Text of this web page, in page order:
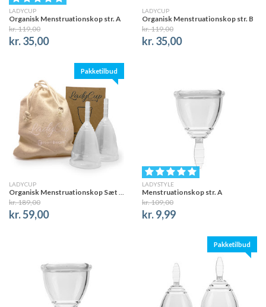
LADYCUP
Organisk Menstruationskop str. A
kr. 119,00
kr. 35,00
LADYCUP
Organisk Menstruationskop str. B
kr. 119,00
kr. 35,00
Pakketilbud
LADYCUP
Organisk Menstruationskop Sæt (str. A og B)
kr. 189,00
kr. 59,00
LADYSTYLE
Menstruationskop str. A
kr. 109,00
kr. 9,99
Pakketilbud